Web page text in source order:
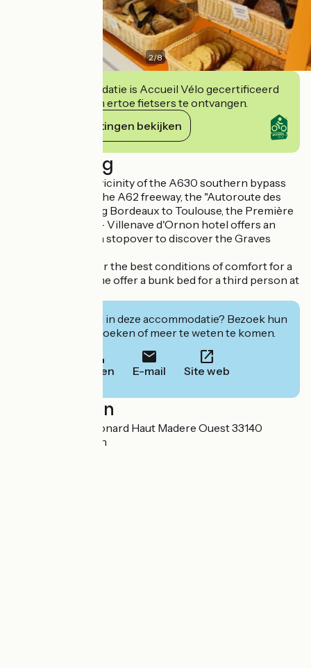
2/8
Deze accommodatie is Accueil Vélo gecertificeerd
en verbindt zich ertoe fietsers te ontvangen.
Haar verplichtingen bekijken
Beschrijving
In the immediate vicinity of the A630 southern bypass
and the arrival of the A62 freeway, the "Autoroute des
Deux Mers" linking Bordeaux to Toulouse, the Première
Classe Bordeaux - Villenave d'Ornon hotel offers an
ideal location for a stopover to discover the Graves
The 71 rooms offer the best conditions of comfort for a
pleasant stay. Some offer a bunk bed for a third person at
Geïnteresseerd in deze accommodatie? Bezoek hun
website om te boeken of meer te weten te komen.
Bellen E-mail Site web
Localisation
2-4 rue Jean Fragonard Haut Madere Ouest 33140
Villenave-d'Ornon